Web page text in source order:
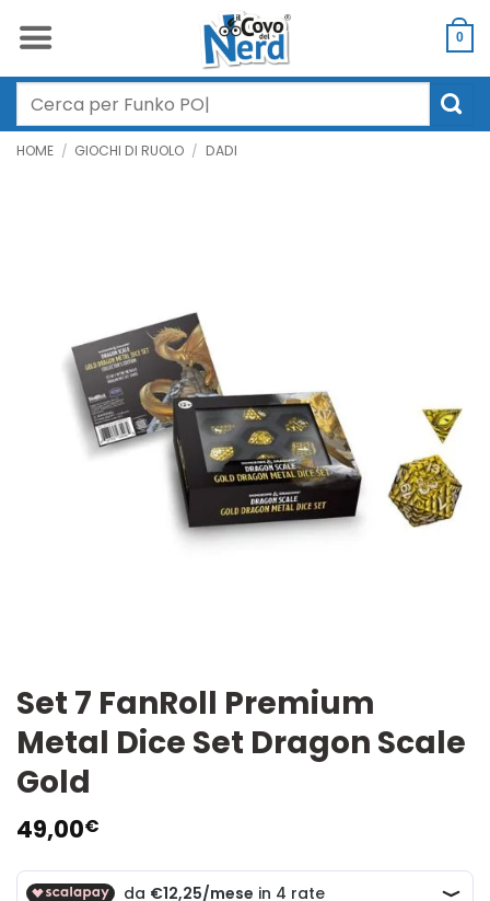
0
Cerca:
HOME / GIOCHI DI RUOLO / DADI
Set 7 FanRoll Premium
Metal Dice Set Dragon Scale
Gold
49,00€